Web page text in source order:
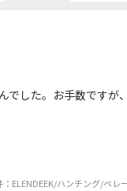
した。お手数ですが
：ELENDEEK/ハンチング/ベレー